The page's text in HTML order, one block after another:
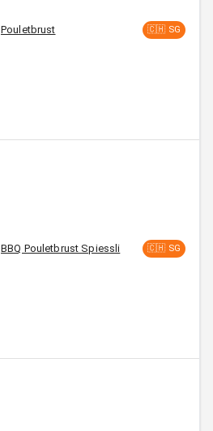
Pouletbrust 🇨🇭 SG
BBQ Pouletbrust Spiessli 🇨🇭 SG